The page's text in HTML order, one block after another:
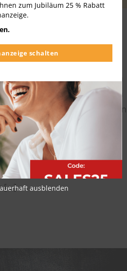
als Reaktion auf unseren
Probezeit erreicht: Seit etwa
der Suche nach einer neuen
zu einem
Aus Erfahrung
der Urlaubstage von
variiert. So gibt es
[…]
zum Jubiläum 25 % Rabatt
schalten
ausblenden